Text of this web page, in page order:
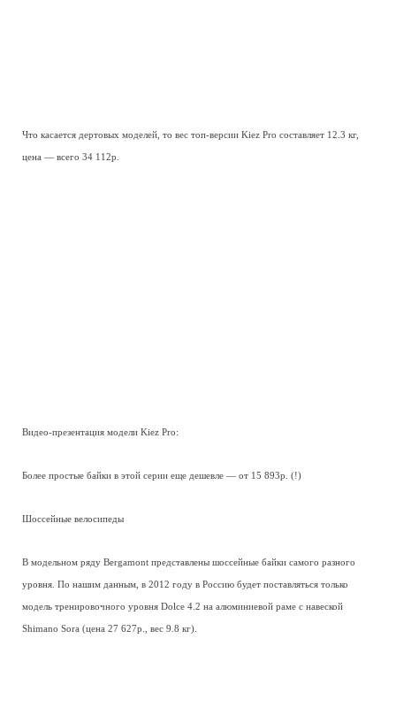
Что касается дертовых моделей, то вес топ-версии Kiez Pro составляет 12.3 кг,
цена — всего 34 112р.
Видео-презентация модели Kiez Pro:
Более простые байки в этой серии еще дешевле — от 15 893р. (!)
Шоссейные велосипеды
В модельном ряду Bergamont представлены шоссейные байки самого разного
уровня. По нашим данным, в 2012 году в Россию будет поставляться только
модель тренировочного уровня Dolce 4.2 на алюминиевой раме с навеской
Shimano Sora (цена 27 627р., вес 9.8 кг).